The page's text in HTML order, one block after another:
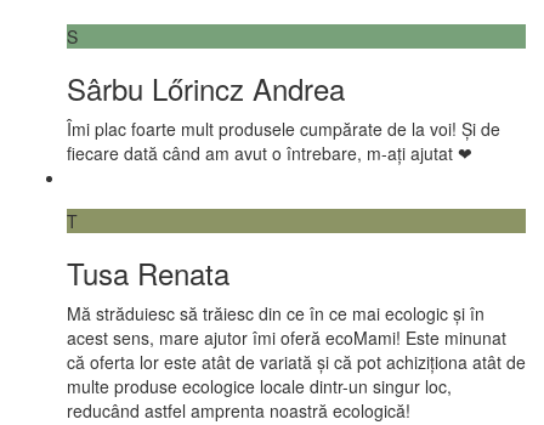
S
Sârbu Lőrincz Andrea
Îmi plac foarte mult produsele cumpărate de la voi! Și de
fiecare dată când am avut o întrebare, m-ați ajutat ❤
T
Tusa Renata
Mă străduiesc să trăiesc din ce în ce mai ecologic și în
acest sens, mare ajutor îmi oferă ecoMami! Este minunat
că oferta lor este atât de variată și că pot achiziționa atât de
multe produse ecologice locale dintr-un singur loc,
reducând astfel amprenta noastră ecologică!